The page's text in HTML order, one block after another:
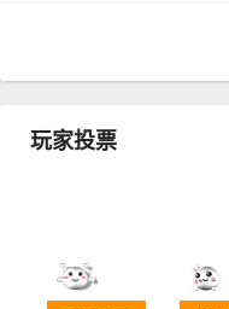
玩家投票